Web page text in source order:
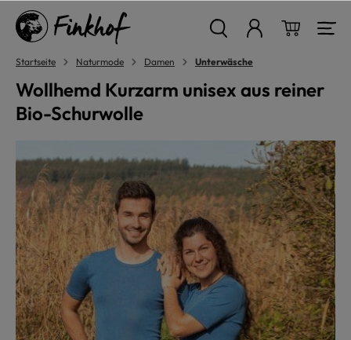
springen
Startseite Naturmode Damen Unterwäsche
Wollhemd Kurzarm unisex aus reiner
Bio-Schurwolle